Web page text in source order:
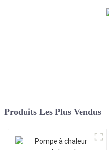
Produits Les Plus Vendus